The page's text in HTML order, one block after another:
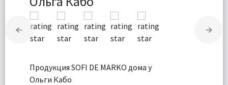
Продукция SOFI DE MARKO дома у
Ольги Кабо